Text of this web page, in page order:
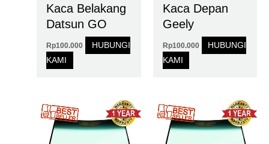
Kaca Belakang
Datsun GO
Rp100.000
HUBUNGI
KAMI
Kaca Depan
Geely
Rp100.000
HUBUNGI
KAMI